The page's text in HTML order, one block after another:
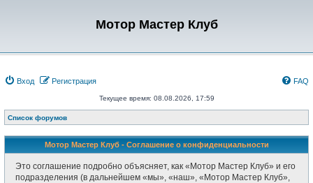
Мотор Мастер Клуб
Вход Регистрация FAQ
Текущее время: 08.08.2026, 17:59
Список форумов
Мотор Мастер Клуб - Соглашение о конфиденциальности
Это соглашение подробно объясняет, как «Мотор Мастер Клуб» и его
подразделения (в дальнейшем «мы», «наш», «Мотор Мастер Клуб»,